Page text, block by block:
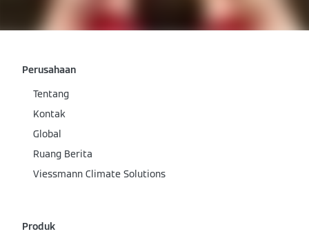
Perusahaan
Tentang
Kontak
Global
Ruang Berita
Viessmann Climate Solutions
Produk